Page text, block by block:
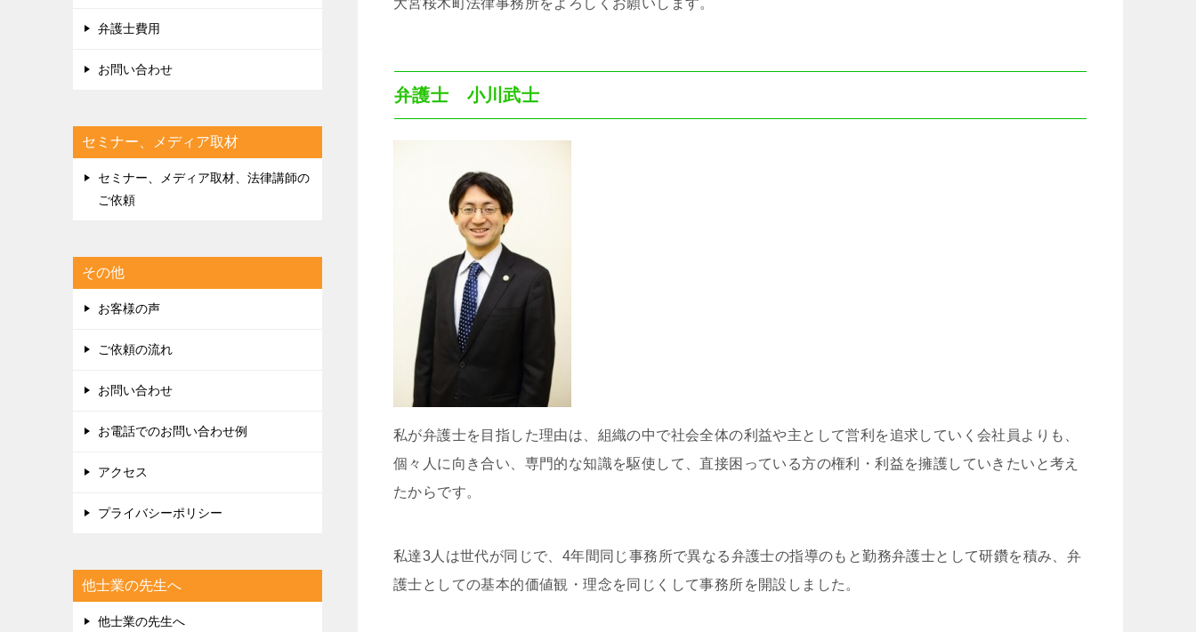
大宮桜木町法律事務所をよろしくお願いします。
弁護士 小川武士
私が弁護士を目指した理由は、組織の中で社会全体の利益や主として営利を追求していく会社員よりも、
個々人に向き合い、専門的な知識を駆使して、直接困っている方の権利・利益を擁護していきたいと考え
たからです。
私達3人は世代が同じで、4年間同じ事務所で異なる弁護士の指導のもと勤務弁護士として研鑽を積み、弁
護士としての基本的価値観・理念を同じくして事務所を開設しました。
弁護士費用
お問い合わせ
セミナー、メディア取材
セミナー、メディア取材、法律講師の
ご依頼
その他
お客様の声
ご依頼の流れ
お問い合わせ
お電話でのお問い合わせ例
アクセス
プライバシーポリシー
他士業の先生へ
他士業の先生へ